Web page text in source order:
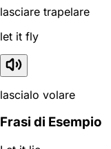
lasciare trapelare
let it fly
lascialo volare
Frasi di Esempio